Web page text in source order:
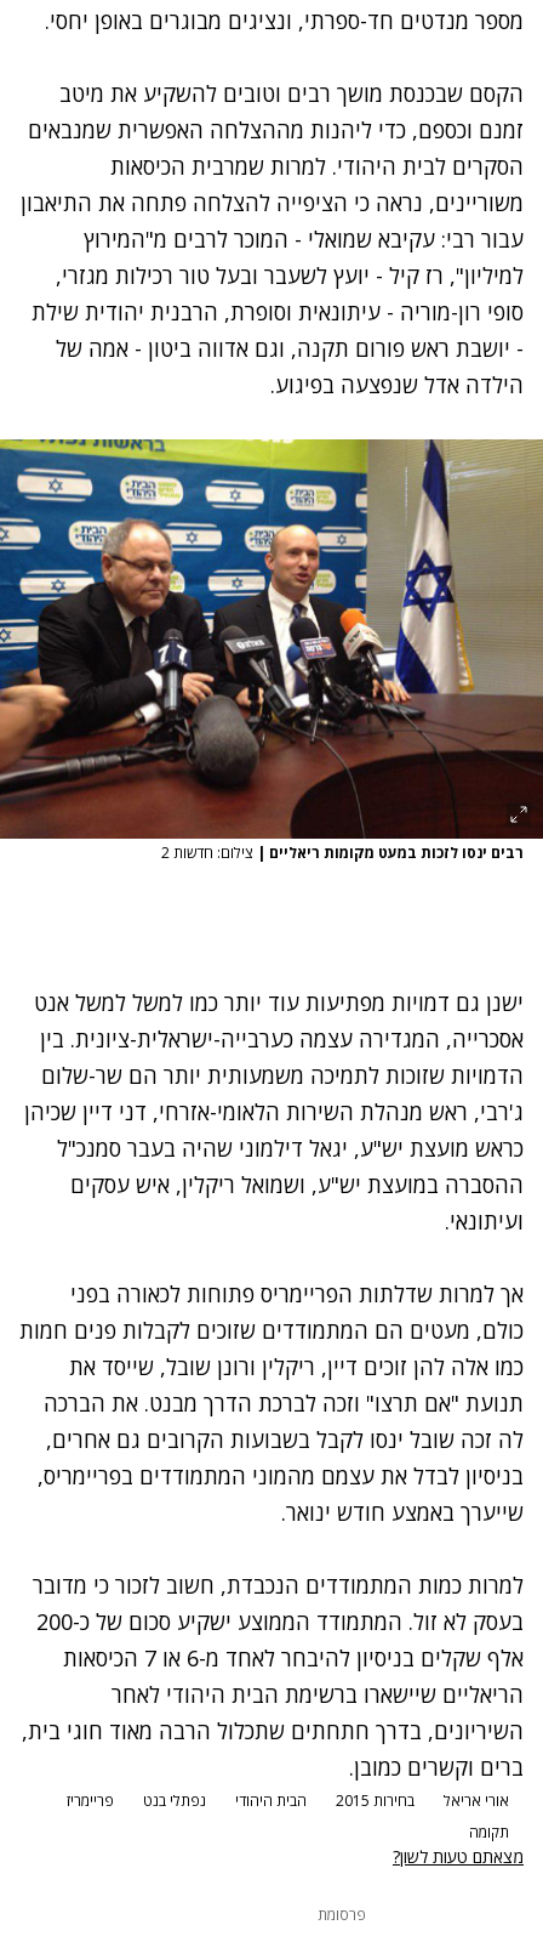
מספר מנדטים חד-ספרתי, ונציגים מבוגרים באופן יחסי.
הקסם שבכנסת מושך רבים וטובים להשקיע את מיטב
זמנם וכספם, כדי ליהנות מההצלחה האפשרית שמנבאים
הסקרים לבית היהודי. למרות שמרבית הכיסאות
משוריינים, נראה כי הציפייה להצלחה פתחה את התיאבון
עבור רבי: עקיבא שמואלי - המוכר לרבים מ"המירוץ
למיליון", רז קיל - יועץ לשעבר ובעל טור רכילות מגזרי,
סופי רון-מוריה - עיתונאית וסופרת, הרבנית יהודית שילת
- יושבת ראש פורום תקנה, וגם אדווה ביטון - אמה של
הילדה אדל שנפצעה בפיגוע.
רבים ינסו לזכות במעט מקומות ריאליים | צילום: חדשות 2
ישנן גם דמויות מפתיעות עוד יותר כמו למשל למשל אנט
אסכרייה, המגדירה עצמה כערבייה-ישראלית-ציונית. בין
הדמויות שזוכות לתמיכה משמעותית יותר הם שר-שלום
ג'רבי, ראש מנהלת השירות הלאומי-אזרחי, דני דיין שכיהן
כראש מועצת יש"ע, יגאל דילמוני שהיה בעבר סמנכ"ל
ההסברה במועצת יש"ע, ושמואל ריקלין, איש עסקים
ועיתונאי.
אך למרות שדלתות הפריימריס פתוחות לכאורה בפני
כולם, מעטים הם המתמודדים שזוכים לקבלות פנים חמות
כמו אלה להן זוכים דיין, ריקלין ורונן שובל, שייסד את
תנועת "אם תרצו" וזכה לברכת הדרך מבנט. את הברכה
לה זכה שובל ינסו לקבל בשבועות הקרובים גם אחרים,
בניסיון לבדל את עצמם מהמוני המתמודדים בפריימריס,
שייערך באמצע חודש ינואר.
למרות כמות המתמודדים הנכבדת, חשוב לזכור כי מדובר
בעסק לא זול. המתמודד הממוצע ישקיע סכום של כ-200
אלף שקלים בניסיון להיבחר לאחד מ-6 או 7 הכיסאות
הריאליים שיישארו ברשימת הבית היהודי לאחר
השיריונים, בדרך חתחתים שתכלול הרבה מאוד חוגי בית,
ברים וקשרים כמובן.
אורי אריאל בחירות 2015 הבית היהודי נפתלי בנט
פריימריז
תקומה
מצאתם טעות לשון?
פרסומת